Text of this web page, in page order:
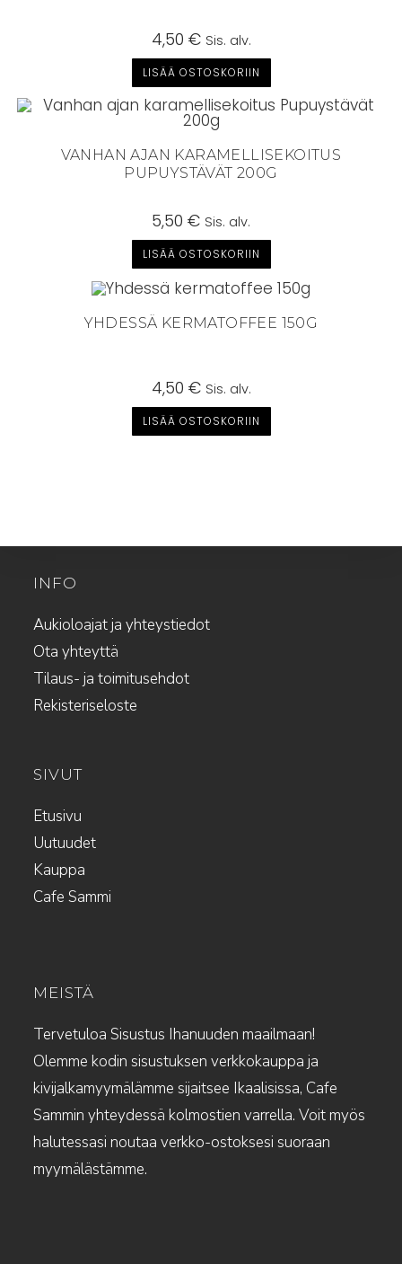
4,50 € Sis. alv.
LISÄÄ OSTOSKORIIN
VANHAN AJAN KARAMELLISEKOITUS
PUPUYSTÄVÄT 200G
5,50 € Sis. alv.
LISÄÄ OSTOSKORIIN
YHDESSÄ KERMATOFFEE 150G
4,50 € Sis. alv.
LISÄÄ OSTOSKORIIN
INFO
Aukioloajat ja yhteystiedot
Ota yhteyttä
Tilaus- ja toimitusehdot
Rekisteriseloste
SIVUT
Etusivu
Uutuudet
Kauppa
Cafe Sammi
MEISTÄ
Tervetuloa Sisustus Ihanuuden maailmaan!
Olemme kodin sisustuksen verkkokauppa ja
kivijalkamyymälämme sijaitsee Ikaalisissa, Cafe
Sammin yhteydessä kolmostien varrella. Voit myös
halutessasi noutaa verkko-ostoksesi suoraan
myymälästämme.